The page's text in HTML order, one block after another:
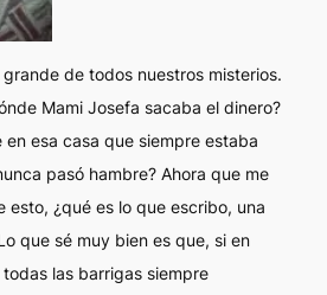
grande de todos nuestros misterios.
Mami Josefa sacaba el dinero?
en esa casa que siempre estaba
pasó hambre? Ahora que me
esto, ¿qué es lo que escribo, una
que sé muy bien es que, si en
las barrigas siempre